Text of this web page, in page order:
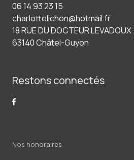
06 14 93 23 15
charlottelichon@hotmail.fr
18 RUE DU DOCTEUR LEVADOUX
63140 Châtel-Guyon
Restons connectés
Nos honoraires